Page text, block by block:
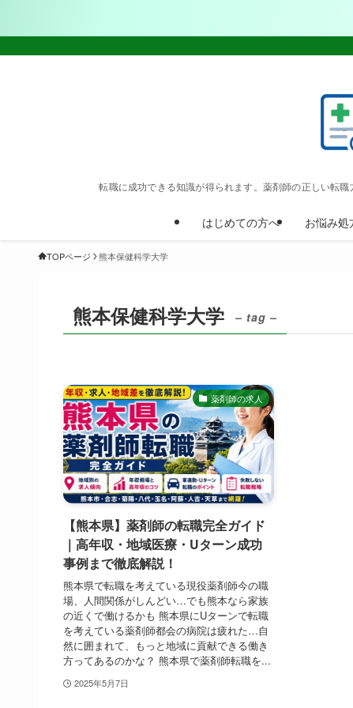
転職に成功できる知識が得られます。薬剤師の正しい転
はじめての方へ お悩み処
TOPページ 熊本保健科学大学
熊本保健科学大学 – tag –
薬剤師の求人
【熊本県】薬剤師の転職完全ガイド
｜高年収・地域医療・Uターン成功
事例まで徹底解説！
熊本県で転職を考えている現役薬剤師今の職
場、人間関係がしんどい…でも熊本なら家族
の近くで働けるかも 熊本県にUターンで転職
を考えている薬剤師都会の病院は疲れた…自
然に囲まれて、もっと地域に貢献できる働き
方ってあるのかな？ 熊本県で薬剤師転職を...
2025年5月7日